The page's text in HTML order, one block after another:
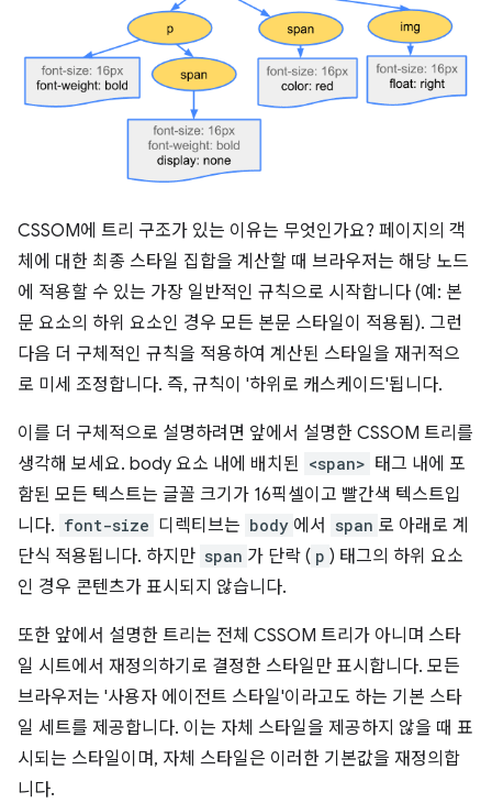
CSSOM에 트리 구조가 있는 이유는 무엇인가요? 페이지의 객
체에 대한 최종 스타일 집합을 계산할 때 브라우저는 해당 노드
에 적용할 수 있는 가장 일반적인 규칙으로 시작합니다 (예: 본
문 요소의 하위 요소인 경우 모든 본문 스타일이 적용됨). 그런
다음 더 구체적인 규칙을 적용하여 계산된 스타일을 재귀적으
로 미세 조정합니다. 즉, 규칙이 '하위로 캐스케이드'됩니다.
이를 더 구체적으로 설명하려면 앞에서 설명한 CSSOM 트리를
생각해 보세요. body 요소 내에 배치된 <span> 태그 내에 포
함된 모든 텍스트는 글꼴 크기가 16픽셀이고 빨간색 텍스트입
니다. font-size 디렉티브는 body 에서 span 로 아래로 계
단식 적용됩니다. 하지만 span 가 단락 ( p ) 태그의 하위 요소
인 경우 콘텐츠가 표시되지 않습니다.
또한 앞에서 설명한 트리는 전체 CSSOM 트리가 아니며 스타
일 시트에서 재정의하기로 결정한 스타일만 표시합니다. 모든
브라우저는 '사용자 에이전트 스타일'이라고도 하는 기본 스타
일 세트를 제공합니다. 이는 자체 스타일을 제공하지 않을 때 표
시되는 스타일이며, 자체 스타일은 이러한 기본값을 재정의합
니다.